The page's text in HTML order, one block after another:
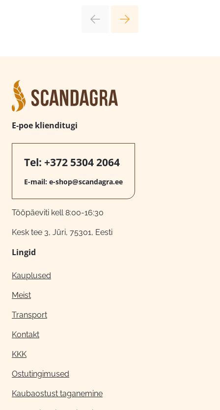
E-poe klienditugi
Tel: +372 5304 2064
E-mail: e-shop@scandagra.ee
Tööpäeviti kell 8:00-16:30
Kesk tee 3, Jüri, 75301, Eesti
Lingid
Kauplused
Meist
Transport
Kontakt
KKK
Ostutingimused
Kaubaostust taganemine